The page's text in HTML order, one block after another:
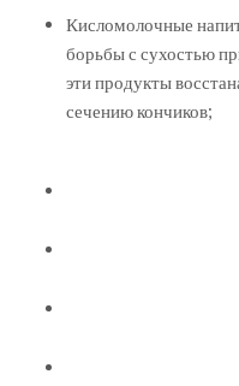
Кисломолочные
борьбы с сухостью
эти продукты
сечению кончиков;